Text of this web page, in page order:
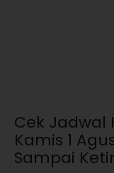
Cek Jadwal
Kamis 1
Sampai